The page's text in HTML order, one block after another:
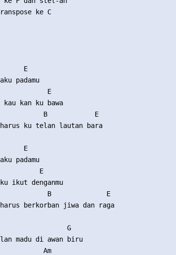
ke C
E
padamu
E
kau kan ku bawa
B            E
harus ku telan lautan bara
E
padamu
E
ikut denganmu
B              E
berkorban jiwa dan raga
G
madu di awan biru
Am